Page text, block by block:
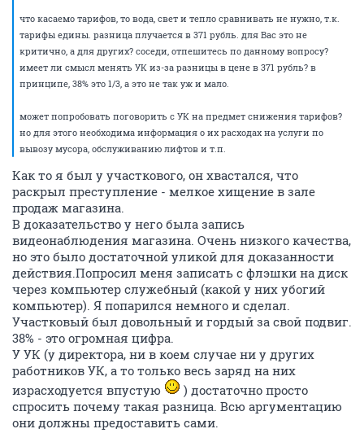
что касаемо тарифов, то вода, свет и тепло сравнивать не нужно, т.к.
тарифы едины. разница плучается в 371 рубль. для Вас это не
критично, а для других? соседи, отпешитесь по данному вопросу?
имеет ли смысл менять УК из-за разницы в цене в 371 рубль? в
принципе, 38% это 1/3, а это не так уж и мало.
может попробовать поговорить с УК на предмет снижения тарифов?
но для этого необходима информация о их расходах на услуги по
вывозу мусора, обслуживанию лифтов и т.п.
Как то я был у участкового, он хвастался, что
раскрыл преступление - мелкое хищение в зале
продаж магазина.
В доказательство у него была запись
видеонаблюдения магазина. Очень низкого качества,
но это было достаточной уликой для доказанности
действия.Попросил меня записать с флэшки на диск
через компьютер служебный (какой у них убогий
компьютер). Я попарился немного и сделал.
Участковый был довольный и гордый за свой подвиг.
38% - это огромная цифра.
У УК (у директора, ни в коем случае ни у других
работников УК, а то только весь заряд на них
израсходуется впустую
) достаточно просто
спросить почему такая разница. Всю аргументацию
они должны предоставить сами.